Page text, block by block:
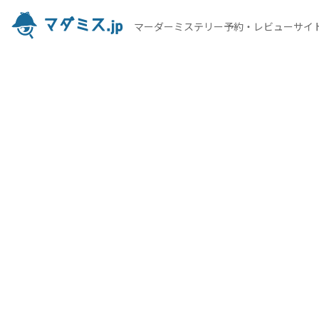
マーダーミステリー予約・レビューサイ